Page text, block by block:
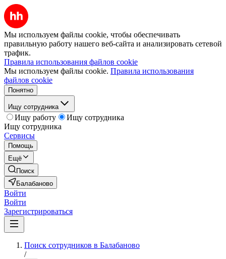
Мы используем файлы cookie, чтобы обеспечивать
правильную работу нашего веб-сайта и анализировать сетевой
трафик.
Правила использования файлов cookie
Мы используем файлы cookie. Правила использования
файлов cookie
Понятно
Ищу сотрудника
Ищу работу
Ищу сотрудника
Ищу сотрудника
Сервисы
Помощь
Ещё
Поиск
Балабаново
Войти
Войти
Зарегистрироваться
Поиск сотрудников в Балабаново
/